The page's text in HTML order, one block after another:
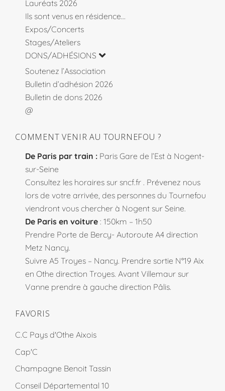
Lauréats 2026
Ils sont venus en résidence…
Expos/Concerts
Stages/Ateliers
DONS/ADHÉSIONS
Soutenez l’Association
Bulletin d’adhésion 2026
Bulletin de dons 2026
@
COMMENT VENIR AU TOURNEFOU ?
De Paris par train : Paris Gare de l’Est à Nogent-
sur-Seine
Consultez les horaires sur sncf.fr . Prévenez nous
lors de votre arrivée, des personnes du Tournefou
viendront vous chercher à Nogent sur Seine.
De Paris en voiture : 150km – 1h50
Prendre Porte de Bercy- Autoroute A4 direction
Metz Nancy.
Suivre A5 Troyes – Nancy. Prendre sortie N°19 Aix
en Othe direction Troyes. Avant Villemaur sur
Vanne prendre à gauche direction Pâlis.
FAVORIS
C.C Pays d'Othe Aixois
Cap'C
Champagne Benoit Tassin
Conseil Départemental 10